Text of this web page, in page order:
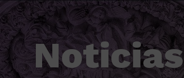
Noticias